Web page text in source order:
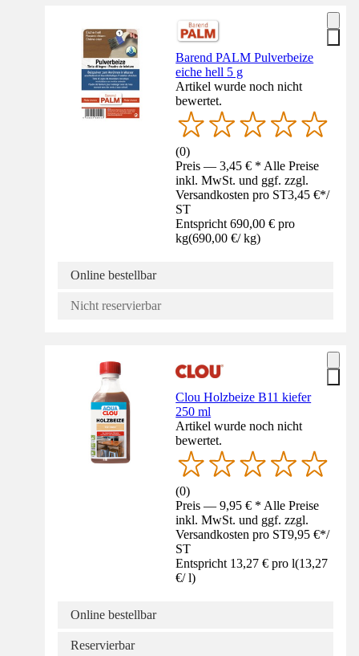
Barend PALM Pulverbeize
eiche hell 5 g
Artikel wurde noch nicht
bewertet.
(0)
Preis — 3,45 € * Alle Preise
inkl. MwSt. und ggf. zzgl.
Versandkosten pro ST3,45 €*/
ST
Entspricht 690,00 € pro
kg(690,00 €/ kg)
Online bestellbar
Nicht reservierbar
Clou Holzbeize B11 kiefer
250 ml
Artikel wurde noch nicht
bewertet.
(0)
Preis — 9,95 € * Alle Preise
inkl. MwSt. und ggf. zzgl.
Versandkosten pro ST9,95 €*/
ST
Entspricht 13,27 € pro l(13,27
€/ l)
Online bestellbar
Reservierbar